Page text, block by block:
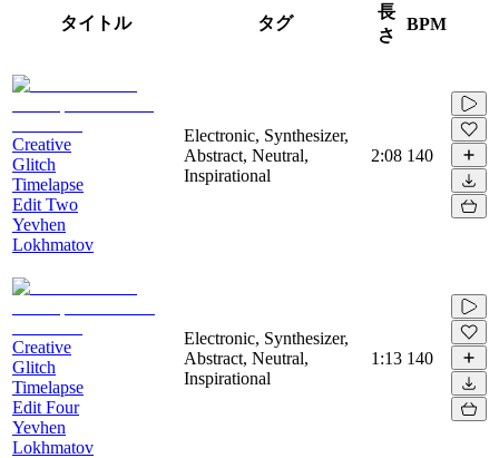
タイトル タグ
長
さ
BPM
Creative
Glitch
Timelapse
Edit Two
Yevhen
Lokhmatov
Electronic, Synthesizer,
Abstract, Neutral,
Inspirational
2:08 140
Creative
Glitch
Timelapse
Edit Four
Yevhen
Lokhmatov
Electronic, Synthesizer,
Abstract, Neutral,
Inspirational
1:13 140